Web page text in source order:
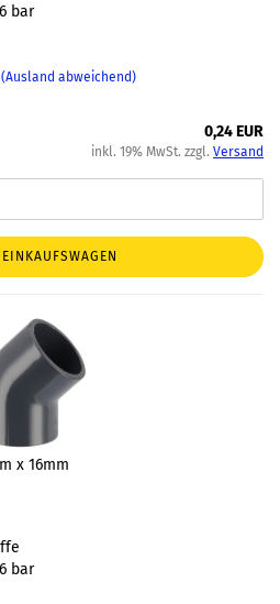
bar
(Ausland abweichend)
0,24 EUR
inkl. 19% MwSt. zzgl. Versand
x 16mm
bar